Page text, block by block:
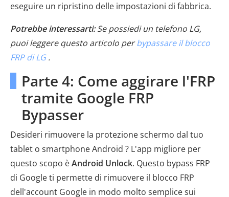
eseguire un ripristino delle impostazioni di fabbrica.
Potrebbe interessarti:Se possiedi un telefono LG,
puoi leggere questo articolo perbypassare il blocco
FRP di LG.
Parte 4: Come aggirare l'FRP
tramite Google FRP
Bypasser
Desideri rimuovere la protezione schermo dal tuo
tablet o smartphone Android ? L'app migliore per
questo scopo èAndroid Unlock. Questo bypass FRP
di Google ti permette di rimuovere il blocco FRP
dell'account Google in modo molto semplice sui